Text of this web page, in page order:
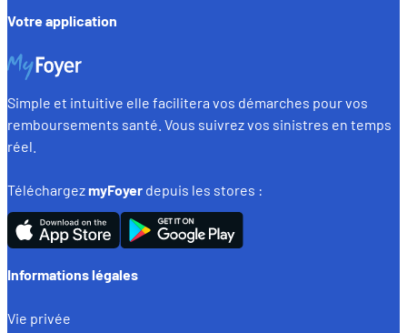
Votre application
Simple et intuitive elle facilitera vos démarches pour vos
remboursements santé. Vous suivrez vos sinistres en temps
réel.
TéléchargezmyFoyer depuis les stores :
Informations légales
Vie privée